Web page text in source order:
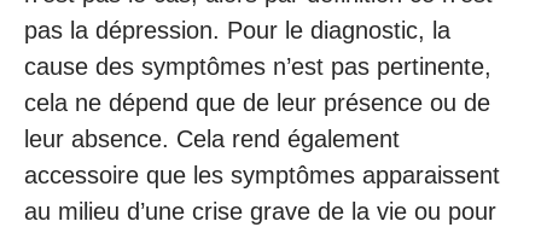
pas la dépression. Pour le diagnostic, la
cause des symptômes n’est pas pertinente,
cela ne dépend que de leur présence ou de
leur absence. Cela rend également
accessoire que les symptômes apparaissent
au milieu d’une crise grave de la vie ou pour